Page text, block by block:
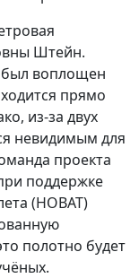
Штейн.
был воплощен
прямо
из-за двух
невидимым для
проекта
поддержке
(НОВАТ)
полотно будет